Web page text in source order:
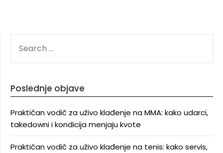
FOR:
Poslednje objave
Praktičan vodič za uživo klađenje na MMA: kako udarci,
takedowni i kondicija menjaju kvote
Praktičan vodič za uživo klađenje na tenis: kako servis,